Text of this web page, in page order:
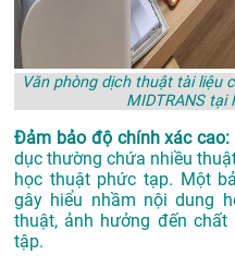
Văn phòng dịch thuật tài liệu
MIDTRANS tại
Đảm bảo độ chính xác cao:
dục thường chứa nhiều
học thuật phức tạp. Một
gây hiểu nhầm nội dung
thuật, ảnh hưởng đến
tập.